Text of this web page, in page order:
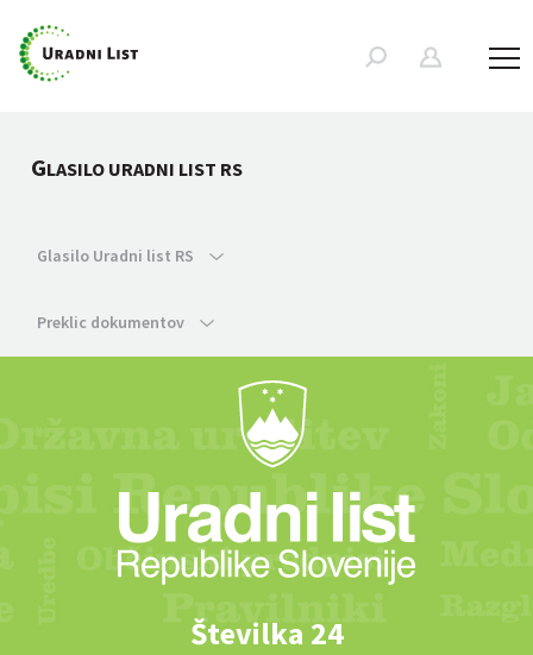
GLASILO URADNI LIST RS
Glasilo Uradni list RS
Preklic dokumentov
Številka 24